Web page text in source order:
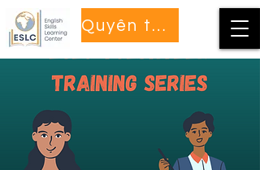
Quyên tặng